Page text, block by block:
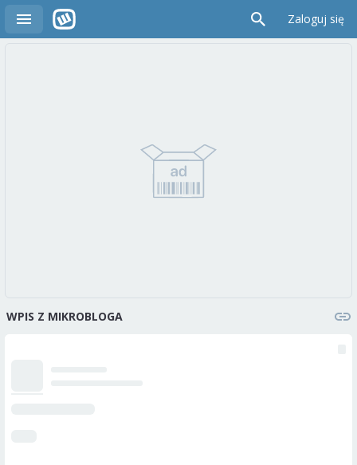
Zaloguj się
WPIS Z MIKROBLOGA